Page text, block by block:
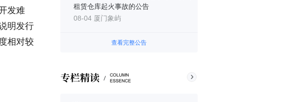
租赁仓库起火事故的公告
08-04 厦门象屿
查看完整公告
发难
明发行
相对较